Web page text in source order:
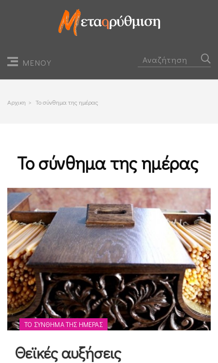
ΜΕΝΟΥ
Αρχικη > Το σύνθημα της ημέρας
Το σύνθημα της ημέρας
ΤΟ ΣΎΝΘΗΜΑ ΤΗΣ ΗΜΈΡΑΣ
Θεϊκές αυξήσεις